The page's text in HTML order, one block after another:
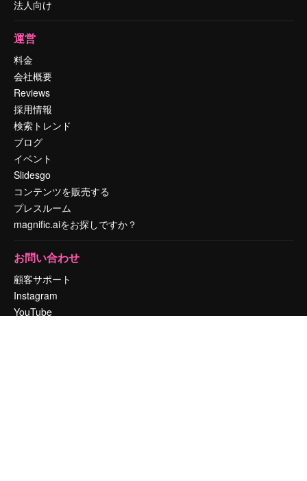
法人向け
運営
料金
会社概要
Reviews
採用情報
検索トレンド
ブログ
イベント
Slidesgo
コンテンツを販売する
プレスルーム
magnific.aiをお探しですか？
お問い合わせ
顧客サポート
Instagram
YouTube